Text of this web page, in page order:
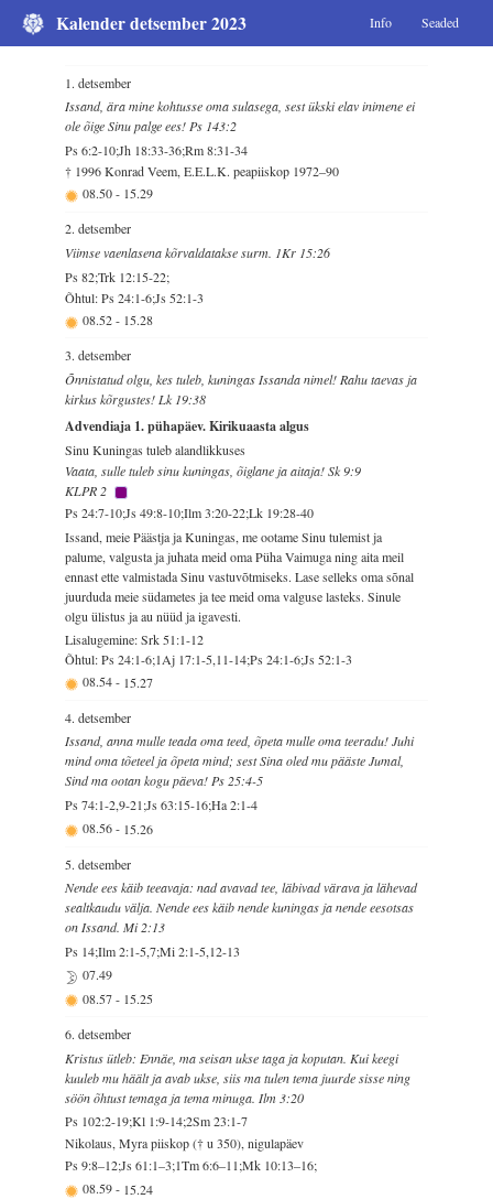
Kalender detsember 2023 Info Seaded
1. detsember
Issand, ära mine kohtusse oma sulasega, sest ükski elav inimene ei
ole õige Sinu palge ees! Ps 143:2
Ps 6:2-10;Jh 18:33-36;Rm 8:31-34
† 1996 Konrad Veem, E.E.L.K. peapiiskop 1972–90
08.50- 15.29
2. detsember
Viimse vaenlasena kõrvaldatakse surm. 1Kr 15:26
Ps 82;Trk 12:15-22;
Õhtul: Ps 24:1-6;Js 52:1-3
08.52- 15.28
3. detsember
Õnnistatud olgu, kes tuleb, kuningas Issanda nimel! Rahu taevas ja
kirkus kõrgustes! Lk 19:38
Advendiaja 1. pühapäev. Kirikuaasta algus
Sinu Kuningas tuleb alandlikkuses
Vaata, sulle tuleb sinu kuningas, õiglane ja aitaja! Sk 9:9
KLPR 2
Ps 24:7-10;Js 49:8-10;Ilm 3:20-22;Lk 19:28-40
Issand, meie Päästja ja Kuningas, me ootame Sinu tulemist ja
palume, valgusta ja juhata meid oma Püha Vaimuga ning aita meil
ennast ette valmistada Sinu vastuvõtmiseks. Lase selleks oma sõnal
juurduda meie südametes ja tee meid oma valguse lasteks. Sinule
olgu ülistus ja au nüüd ja igavesti.
Lisalugemine: Srk 51:1-12
Õhtul: Ps 24:1-6;1Aj 17:1-5,11-14;Ps 24:1-6;Js 52:1-3
08.54- 15.27
4. detsember
Issand, anna mulle teada oma teed, õpeta mulle oma teeradu! Juhi
mind oma tõeteel ja õpeta mind; sest Sina oled mu pääste Jumal,
Sind ma ootan kogu päeva! Ps 25:4-5
Ps 74:1-2,9-21;Js 63:15-16;Ha 2:1-4
08.56- 15.26
5. detsember
Nende ees käib teeavaja: nad avavad tee, läbivad värava ja lähevad
sealtkaudu välja. Nende ees käib nende kuningas ja nende eesotsas
on Issand. Mi 2:13
Ps 14;Ilm 2:1-5,7;Mi 2:1-5,12-13
07.49
08.57- 15.25
6. detsember
Kristus ütleb: Ennäe, ma seisan ukse taga ja koputan. Kui keegi
kuuleb mu häält ja avab ukse, siis ma tulen tema juurde sisse ning
söön õhtust temaga ja tema minuga. Ilm 3:20
Ps 102:2-19;Kl 1:9-14;2Sm 23:1-7
Nikolaus, Myra piiskop († u 350), nigulapäev
Ps 9:8–12;Js 61:1–3;1Tm 6:6–11;Mk 10:13–16;
08.59- 15.24